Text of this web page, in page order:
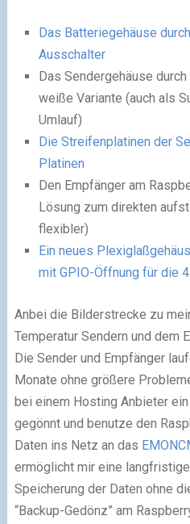
Das Batteriegehäuse
Ausschalter
Das Sendergehäuse
weiße Variante (auch als
Umlauf)
Die Streifenplatinen der
Platinen
Den Empfänger am
Lösung zum direkten
flexibler)
Ein neues
mit GPIO-Öffnung für die
Anbei die Bilderstrecke zu
Temperatur Sendern und dem
Die Sender und Empfänger
Monate ohne größere
bei einem Hosting Anbieter ein
gegönnt und benutze den
Daten ins Netz an das
ermöglicht mir eine
Speicherung der Daten ohne
“Backup-Gedönz” am